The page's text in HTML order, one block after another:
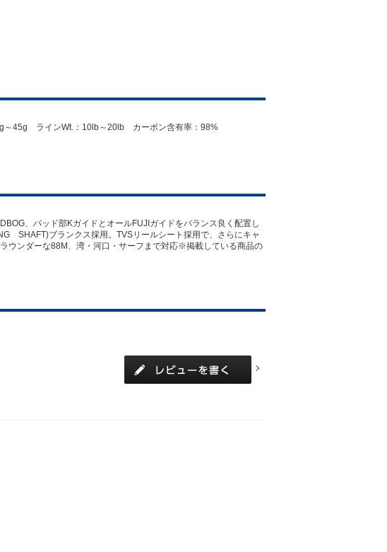
45g ラインWt.：10lb～20lb カーボン含有率：98%
、バッド部KガイドとオールFUJIガイドをバランス良く配置し
SHAFT)ブランクス採用。TVSリールシート採用で、さらにキャ
ウンダーな88M、湾・河口・サーフまで対応※掲載している商品の